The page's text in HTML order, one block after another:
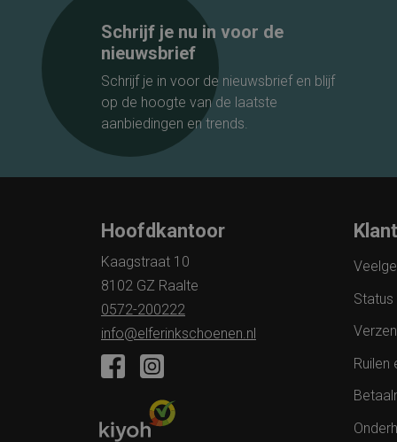
Durea
Schrijf je nu in voor de
nieuwsbrief
Schrijf je in voor de nieuwsbrief en blijf
op de hoogte van de laatste
aanbiedingen en trends.
Hoofdkantoor
Kaagstraat 10
8102 GZ Raalte
0572-200222
info@elferinkschoenen.nl
Status
Ruilen